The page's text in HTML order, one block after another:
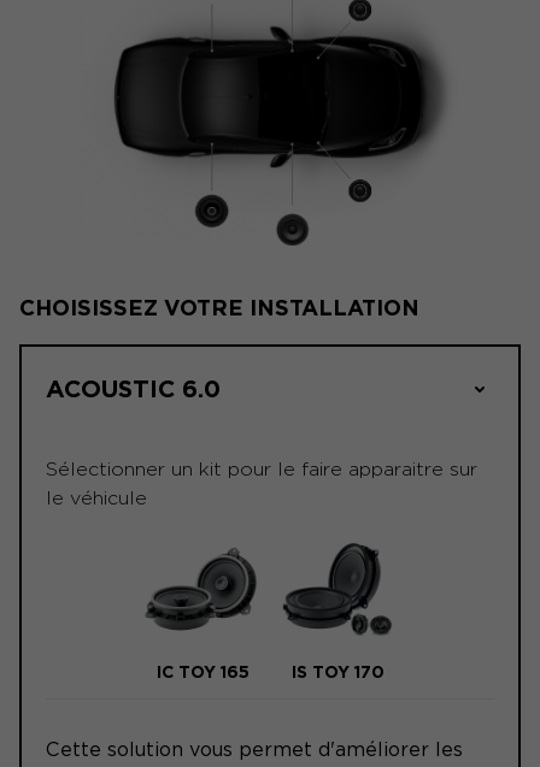
CHOISISSEZ VOTRE INSTALLATION
ACOUSTIC 6.0
Sélectionner un kit pour le faire apparaitre sur
le véhicule
IC TOY 165 IS TOY 170
Cette solution vous permet d'améliorer les